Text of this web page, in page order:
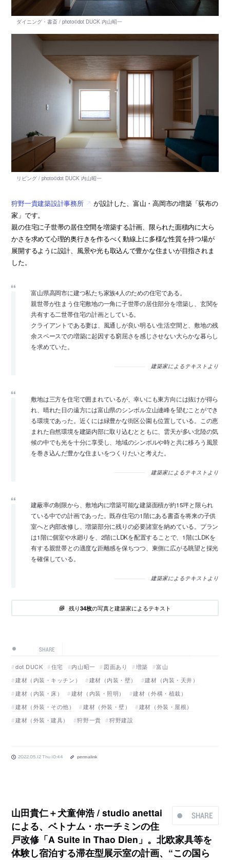
狩野一貴建築設計事務所
が設計した、富山・高岡市の増築「荻布の
家」です。
親の住宅に子世帯の居住空間を増築する計画、限られた面積内に大ら
かさを求めて心理的奥行きを作るべく動線上に多様な性質を持つ場が
展開するように設計、風景や光も取込んで豊かな住まいが目指されま
した。
富山県高岡市に建つ私たち家族4人のための住宅である。
親世帯が住まう住宅敷地の一角に子世帯の居住部分を増築し、玄関を
共有する二世帯住宅の計画としている。
クライアントである妻は、風通しが良い明るい生活空間と、敷地の残
余スペースでの増築に起因する窮屈さを感じさせない大らかな暮らし
を求めていた。
建築家によるテキストより
敷地は三方を住宅で囲まれているが、幸いにも東方向には抜けが得ら
れ、晴れた日の遠方には富山県のシンボル立山連峰を望むことができ
る環境であった。近くには緑豊かな街区公園も位置している。この恵
まれた自然環境を建築内部に取り込むとともに、雲天が多い北陸の気
候の中でも光を十分に享受し、地域のシンボルや時と共に移ろう風景
を巻き込んだ豊かな住まいをつくりたいと考えた。
建築家によるテキストより
建蔽率の制限から、敷地内に増築可能な建築面積が約15坪と限られ
ている中での計画であった。既存住宅の1階にある書斎を将来の子供
室へと内部改修し、増築部分に残りの必要諸室を納めている。プラン
は1階に個室や水廻りを、2階にLDKを配置することで、1階にLDKを
有する親世帯との適度な距離感を保ちつつ、東側に広がる眺望と採光
を確保している。
建築家によるテキストより
残り34枚の写真と建築家によるテキスト
SHARE
dot DUCK 住宅 内山昭一 図面あり 増築
富山
建材（内装・キッチン）
建材（内装・壁）
建材（内装・天井）
建材（内装・床）
建材（内装・照明）
建材（外構・植栽）
建材（外装・その他）
建材（外装・壁）
建材（外装・屋根）
建材（外装・建具）
狩野一貴 狩野建設
2022.05.12 Thu 10:44 permalink
SHARE
山田貴仁＋犬童伸浩 / studio anettai
による、ベトナム・ホーチミンの住
戸改修「A Suite in Thao Dien」。北欧家具等を
体験し宿泊する滞在型展示室の計画、“この国ら